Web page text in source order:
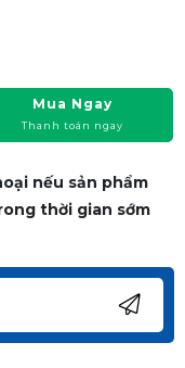
Mua Ngay
Thanh toán ngay
nếu sản phẩm
thời gian sớm